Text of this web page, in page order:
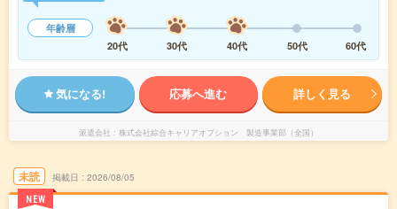
年齢層
20代
30代 40代 50代 60代
気になる! 応募へ進む 詳しく見る
派遣会社 株式会社綜合キャリアオプション 製造事業部（全国）
未読
NEW
掲載日 2026/08/05